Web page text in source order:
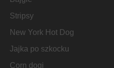
Stripsy
New York Hot Dog
Jajka po szkocku
Corn dogi